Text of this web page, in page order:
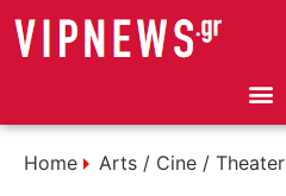
Home Arts / Cine / Theater